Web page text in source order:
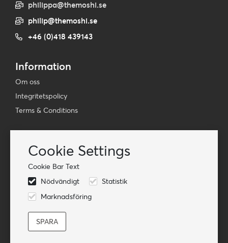
Cookie Settings
Cookie Bar Text
Nödvändigt
Statistik
Marknadsföring
philippa@themoshi.se
philip@themoshi.se
+46 (0)418 439143
Information
Om oss
Integritetspolicy
Terms & Conditions
Prenumerera på vår e-postlista
Följ oss